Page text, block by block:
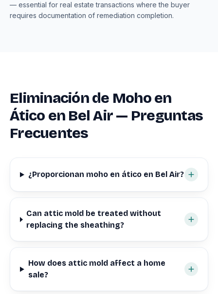
— essential for real estate transactions where the buyer
requires documentation of remediation completion.
Eliminación de Moho en
Ático en Bel Air — Preguntas
Frecuentes
¿Proporcionan moho en ático en Bel Air?
Can attic mold be treated without
replacing the sheathing?
How does attic mold affect a home
sale?